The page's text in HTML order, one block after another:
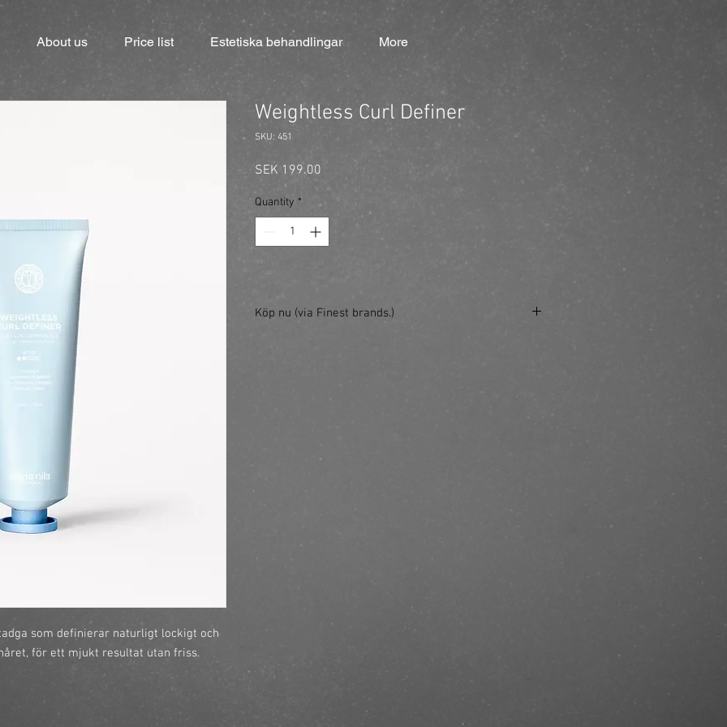
About us Price list Estetiska behandlingar More
som definierar naturligt lockigt och
för ett mjukt resultat utan friss.
Weightless Curl Definer
SKU: 451
SEK 199.00
Quantity *
Köp nu (via Finest brands.)